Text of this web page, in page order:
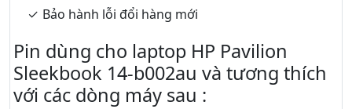
Bảo hành lỗi đổi hàng mới
Pin dùng cho laptop HP Pavilion
Sleekbook 14-b002au và tương thích
với các dòng máy sau :